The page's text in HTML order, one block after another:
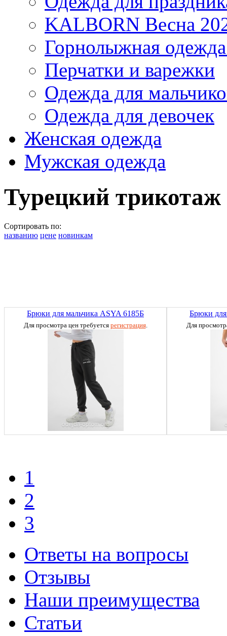
KALBORN Весна
Горнолыжная
Перчатки и варежки
Одежда для
Одежда для девочек
Женская одежда
Мужская одежда
Турецкий трикотаж
Сортировать по:
названию цене новинкам
Брюки для мальчика ASYA 6185Б
Для просмотра цен требуется регистрация.
Брюки
Для
1
2
3
Ответы на вопросы
Отзывы
Наши преимущества
Статьи